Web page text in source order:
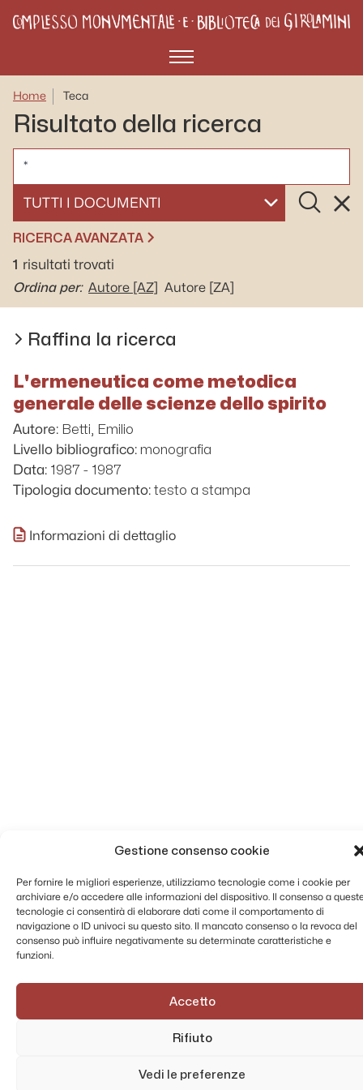
Gestione consenso cookie
Per fornire le migliori esperienze, utilizziamo tecnologie come i cookie per
archiviare e/o accedere alle informazioni del dispositivo. Il consenso a
tecnologie ci consentirà di elaborare dati come il comportamento di
navigazione o ID univoci su questo sito. Il mancato consenso o la revoca del
consenso può influire negativamente su determinate caratteristiche e
funzioni.
Accetto
Rifiuto
Vedi le preferenze
Menù
Home Teca
Risultato della ricerca
SELEZIONA UN DOCUMENTO
Cerca
RICERCA AVANZATA
1 risultati trovati
Ordina per: Autore [AZ] Autore [ZA]
Raffina la ricerca
L'ermeneutica come metodica
generale delle scienze dello spirito
Autore: Betti, Emilio
Livello bibliografico: monografia
Data: 1987 - 1987
Tipologia documento: testo a stampa
Informazioni di dettaglio